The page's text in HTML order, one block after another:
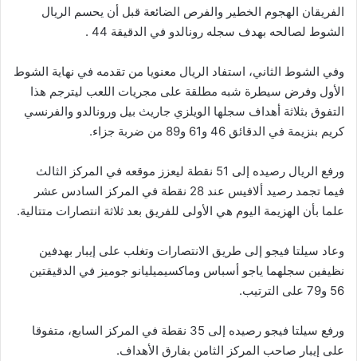
الفريقان الهجوم الخطير والفرص الضائعة قبل أن يحسم الريال
الشوط لصالحه بهدف سجله رونالدو في الدقيقة 44 .
وفي الشوط الثاني، استفاد الريال معنويا من تقدمه في نهاية الشوط
الأول وفرض سيطرة شبه مطلقة على مجريات اللعب ليترجم هذا
التفوق بثلاثة أهداف سجلها الويلزي جاريث بيل ورونالدو والفرنسي
كريم بنزيمة في الدقائق 46 و61 و89 من ضربة جزاء.
ورفع الريال رصيده إلى 51 نقطة ليعزز موقعه في المركز الثالث
فيما تجمد رصيد ألافيس عند 28 نقطة في المركز السادس عشر
علما بأن الهزيمة اليوم هي الأولى للفريق بعد ثلاثة انتصارات متتالية.
وعاد سيلتا فيجو إلى طريق الانتصارات وتغلب على إيبار بهدفين
نظيفين سجلهما ياجو أسباس وماكسيميليانو جوميز في الدقيقتين
56 و79 على الترتيب.
ورفع سيلتا فيجو رصيده إلى 35 نقطة في المركز السابع، متفوقا
على إيبار صاحب المركز الثامن بفارق الأهداف.